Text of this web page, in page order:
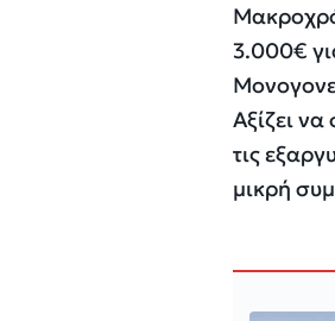
3.000€
Αξίζει
τις
μικρή